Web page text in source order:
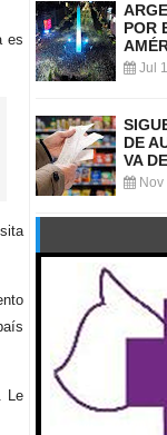
es
Le
POR
Jul
DE
VA